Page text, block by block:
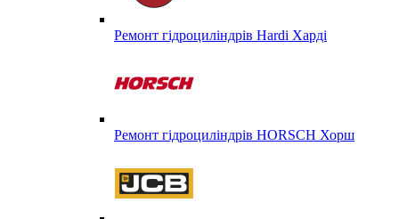
Ремонт гідроциліндрів Hardi Харді
Ремонт гідроциліндрів HORSCH Хорш